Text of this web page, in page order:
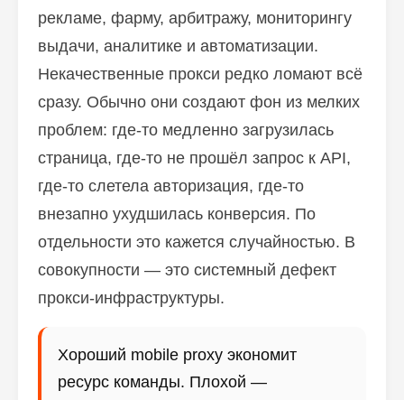
рекламе, фарму, арбитражу, мониторингу
выдачи, аналитике и автоматизации.
Некачественные прокси редко ломают всё
сразу. Обычно они создают фон из мелких
проблем: где-то медленно загрузилась
страница, где-то не прошёл запрос к API,
где-то слетела авторизация, где-то
внезапно ухудшилась конверсия. По
отдельности это кажется случайностью. В
совокупности — это системный дефект
прокси-инфраструктуры.
Хороший mobile proxy экономит
ресурс команды. Плохой —